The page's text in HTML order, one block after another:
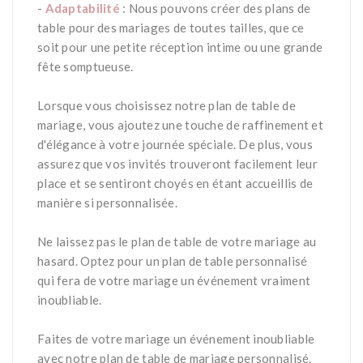
- Adaptabilité : Nous pouvons créer des plans de
table pour des mariages de toutes tailles, que ce
soit pour une petite réception intime ou une grande
fête somptueuse.
Lorsque vous choisissez notre plan de table de
mariage, vous ajoutez une touche de raffinement et
d'élégance à votre journée spéciale. De plus, vous
assurez que vos invités trouveront facilement leur
place et se sentiront choyés en étant accueillis de
manière si personnalisée.
Ne laissez pas le plan de table de votre mariage au
hasard. Optez pour un plan de table personnalisé
qui fera de votre mariage un événement vraiment
inoubliable.
Faites de votre mariage un événement inoubliable
avec notre plan de table de mariage personnalisé.